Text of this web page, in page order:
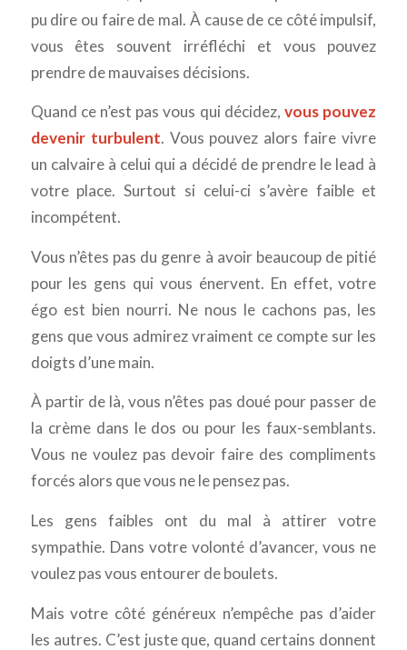
pu dire ou faire de mal. À cause de ce côté impulsif,
vous êtes souvent irréfléchi et vous pouvez
prendre de mauvaises décisions.
Quand ce n’est pas vous qui décidez,vous pouvez
devenir turbulent. Vous pouvez alors faire vivre
un calvaire à celui qui a décidé de prendre le lead à
votre place. Surtout si celui-ci s’avère faible et
incompétent.
Vous n’êtes pas du genre à avoir beaucoup de pitié
pour les gens qui vous énervent. En effet, votre
égo est bien nourri. Ne nous le cachons pas, les
gens que vous admirez vraiment ce compte sur les
doigts d’une main.
À partir de là, vous n’êtes pas doué pour passer de
la crème dans le dos ou pour les faux-semblants.
Vous ne voulez pas devoir faire des compliments
forcés alors que vous ne le pensez pas.
Les gens faibles ont du mal à attirer votre
sympathie. Dans votre volonté d’avancer, vous ne
voulez pas vous entourer de boulets.
Mais votre côté généreux n’empêche pas d’aider
les autres. C’est juste que, quand certains donnent